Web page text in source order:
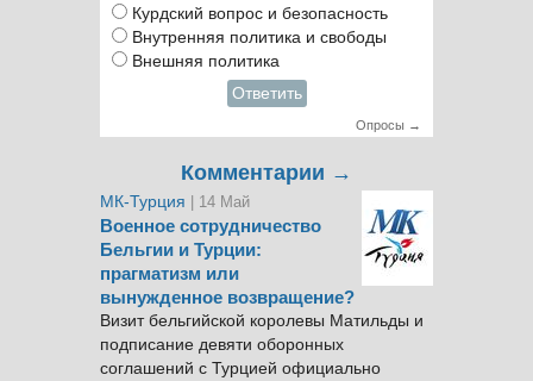
Курдский вопрос и безопасность
Внутренняя политика и свободы
Внешняя политика
Ответить
Опросы →
Комментарии →
МК-Турция | 14 Май
Военное сотрудничество
Бельгии и Турции:
прагматизм или
вынужденное возвращение?
Визит бельгийской королевы Матильды и
подписание девяти оборонных
соглашений с Турцией официально